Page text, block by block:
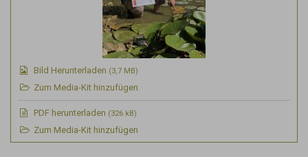
Bild Herunterladen (3,7 MB)
Zum Media-Kit hinzufügen
PDFherunterladen (326 kB)
Zum Media-Kit hinzufügen